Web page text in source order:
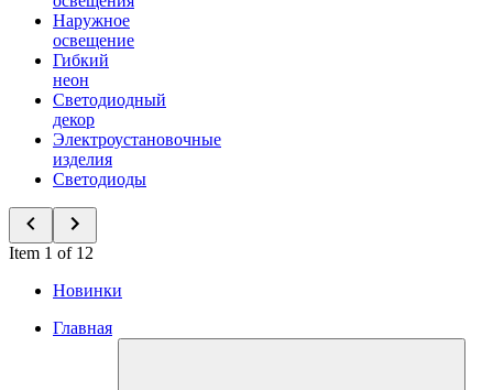
Наружное
освещение
Гибкий
неон
Светодиодный
декор
Электроустановочные
изделия
Светодиоды
Item 1 of 12
Новинки
Главная